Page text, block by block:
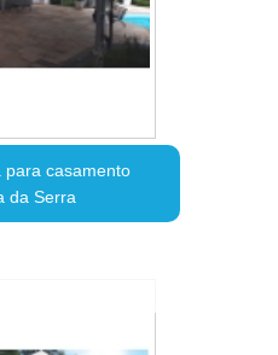
para casamento
da Serra